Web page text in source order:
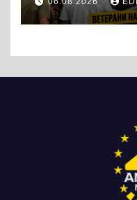
Три», що